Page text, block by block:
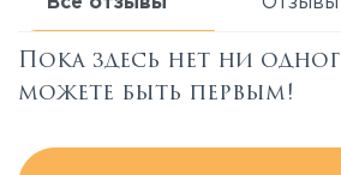
Пока здесь нет ни
можете быть первым!